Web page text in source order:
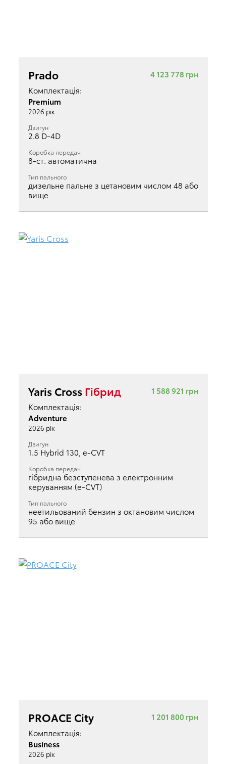
Prado
Комплектація:
Premium
2026 рік
4 123 778 грн
Двигун
2.8 D-4D
Коробка передач
8-ст. автоматична
Тип пального
дизельне пальне з цетановим числом 48 або
вище
Yaris Cross Гібрид
Комплектація:
Adventure
2026 рік
1 588 921 грн
Двигун
1.5 Hybrid 130, e-CVT
Коробка передач
гібридна безступенева з електронним
керуванням (e-CVT)
Тип пального
неетильований бензин з октановим числом
95 або вище
PROACE City
Комплектація:
Business
2026 рік
1 201 800 грн